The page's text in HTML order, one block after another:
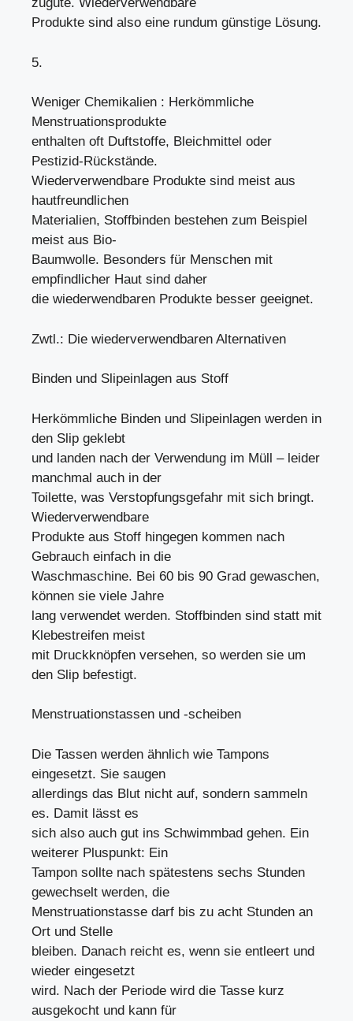
Produkte sind also eine rundum günstige Lösung.
5.
Weniger Chemikalien : Herkömmliche
Menstruationsprodukte
enthalten oft Duftstoffe, Bleichmittel oder
Pestizid-Rückstände.
Wiederverwendbare Produkte sind meist aus
hautfreundlichen
Materialien, Stoffbinden bestehen zum Beispiel
meist aus Bio-
Baumwolle. Besonders für Menschen mit
empfindlicher Haut sind daher
die wiederwendbaren Produkte besser geeignet.
Zwtl.: Die wiederverwendbaren Alternativen
Binden und Slipeinlagen aus Stoff
Herkömmliche Binden und Slipeinlagen werden in
den Slip geklebt
und landen nach der Verwendung im Müll – leider
manchmal auch in der
Toilette, was Verstopfungsgefahr mit sich bringt.
Wiederverwendbare
Produkte aus Stoff hingegen kommen nach
Gebrauch einfach in die
Waschmaschine. Bei 60 bis 90 Grad gewaschen,
können sie viele Jahre
lang verwendet werden. Stoffbinden sind statt mit
Klebestreifen meist
mit Druckknöpfen versehen, so werden sie um
den Slip befestigt.
Menstruationstassen und -scheiben
Die Tassen werden ähnlich wie Tampons
eingesetzt. Sie saugen
allerdings das Blut nicht auf, sondern sammeln
es. Damit lässt es
sich also auch gut ins Schwimmbad gehen. Ein
weiterer Pluspunkt: Ein
Tampon sollte nach spätestens sechs Stunden
gewechselt werden, die
Menstruationstasse darf bis zu acht Stunden an
Ort und Stelle
bleiben. Danach reicht es, wenn sie entleert und
wieder eingesetzt
wird. Nach der Periode wird die Tasse kurz
ausgekocht und kann für